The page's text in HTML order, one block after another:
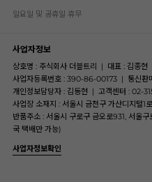
일요일 및 공휴일 휴무
사업자정보
상호명 : 주식회사 더블트리 | 대표 : 김종현
사업자등록번호 : 390-86-00173 | 통신판
개인정보담당자 : 김동현 | 고객센터 : 02-
사업장 소재지 : 서울시 금천구 가산디지털1
반품주소 : 서울시 구로구 금오로931, 서울
국 택배만 가능)
사업자정보확인